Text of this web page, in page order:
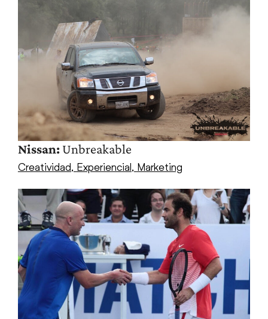
Nissan:Unbreakable
Creatividad, Experiencial, Marketing